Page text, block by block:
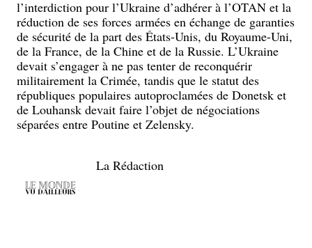
l’interdiction pour l’Ukraine d’adhérer à l’OTAN et la
réduction de ses forces armées en échange de garanties
de sécurité de la part des États-Unis, du Royaume-Uni,
de la France, de la Chine et de la Russie. L’Ukraine
devait s’engager à ne pas tenter de reconquérir
militairement la Crimée, tandis que le statut des
républiques populaires autoproclamées de Donetsk et
de Louhansk devait faire l’objet de négociations
séparées entre Poutine et Zelensky.
La Rédaction